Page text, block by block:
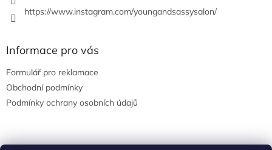
https://www.instagram.com/youngandsassysalon/
Informace pro vás
Formulář pro reklamace
Obchodní podmínky
Podmínky ochrany osobních údajů